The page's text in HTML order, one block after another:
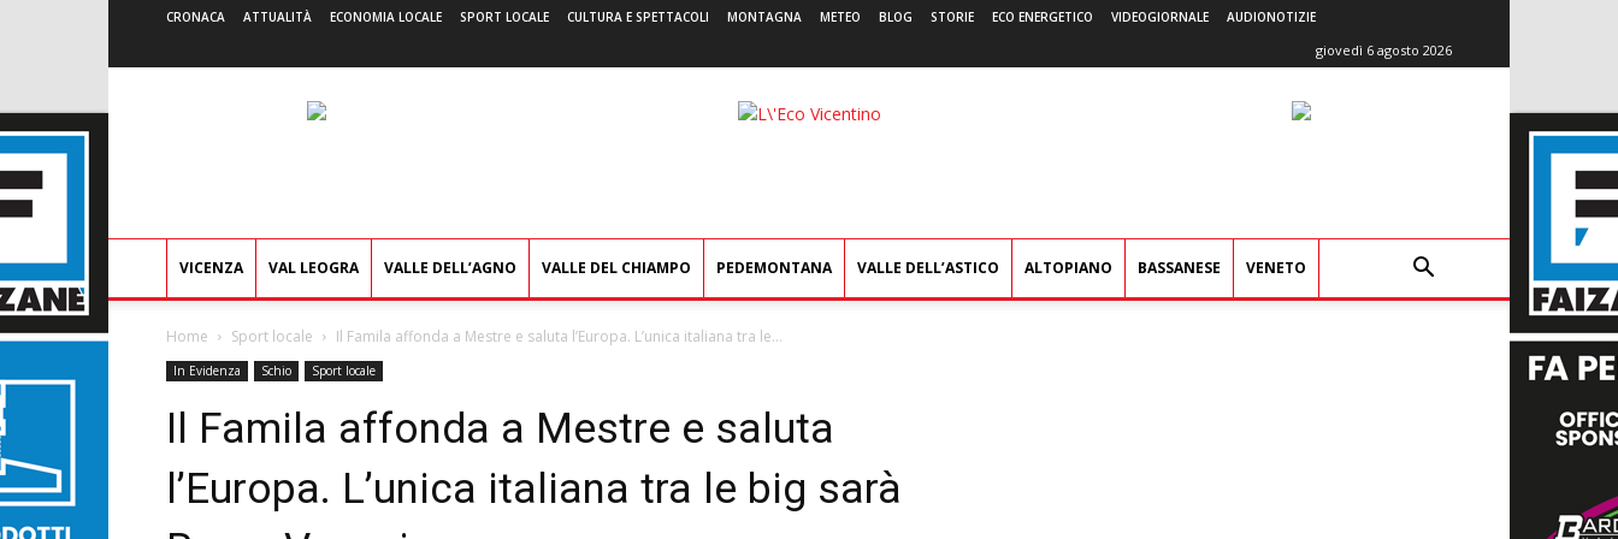
CRONACA ATTUALITÀ ECONOMIA LOCALE SPORT LOCALE CULTURA E SPETTACOLI MONTAGNA METEO BLOG STORIE ECO ENERGETICO VIDEOGIORNALE AUDIONOTIZIE
giovedì 6 agosto 2026
L'Eco
VICENZA VAL LEOGRA VALLE DELL’AGNO VALLE DEL CHIAMPO PEDEMONTANA VALLE DELL’ASTICO ALTOPIANO BASSANESE VENETO
Home Sport locale Il Famila affonda a Mestre e saluta l’Europa. L’unica italiana tra le...
In Evidenza Schio Sport locale
Il Famila affonda a Mestre e saluta
l’Europa. L’unica italiana tra le big sarà